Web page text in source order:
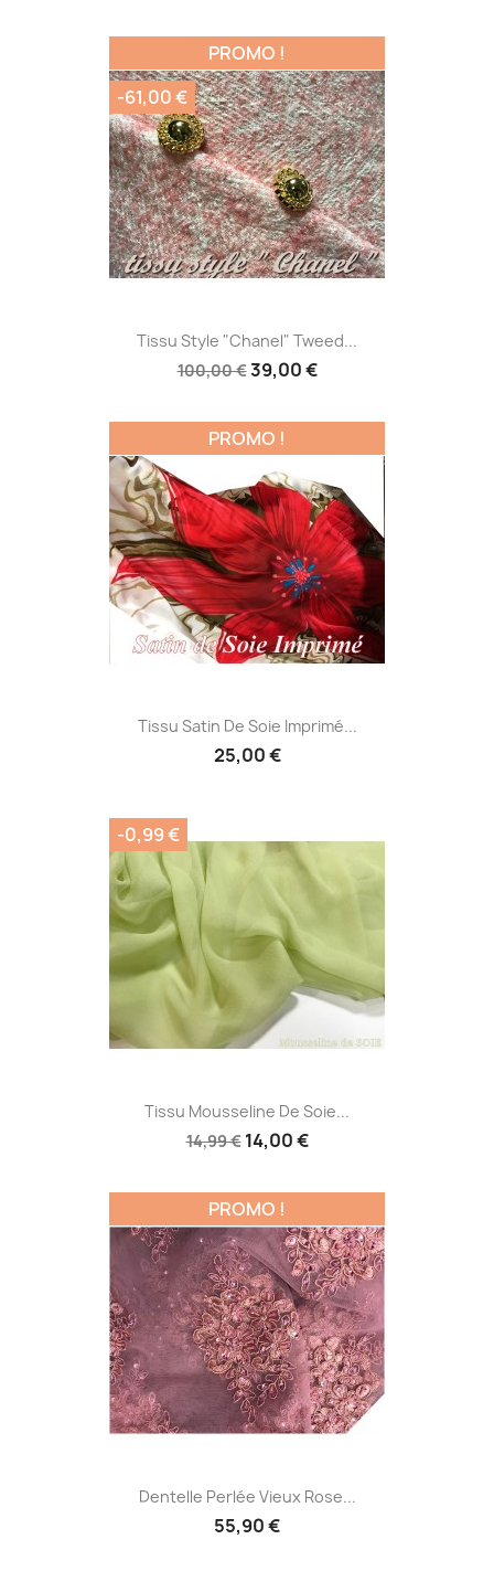
Tissu Style "Chanel" Tweed...
100,00 €39,00 €
PROMO !
-61,00 €
Tissu Satin De Soie Imprimé...
25,00 €
PROMO !
Tissu Mousseline De Soie...
14,99 € 14,00 €
-0,99 €
Dentelle Perlée Vieux Rose...
55,90 €
PROMO !